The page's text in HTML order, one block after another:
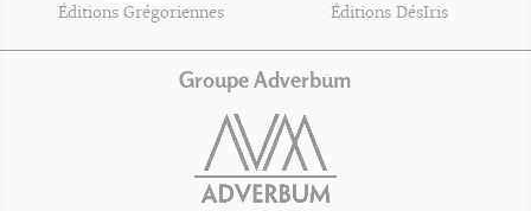
Éditions Grégoriennes Éditions DésIris
Groupe Adverbum